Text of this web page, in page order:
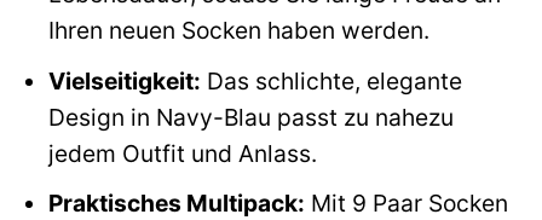
Ihren neuen Socken haben werden.
Vielseitigkeit: Das schlichte, elegante
Design in Navy-Blau passt zu nahezu
jedem Outfit und Anlass.
Praktisches Multipack: Mit 9 Paar Socken